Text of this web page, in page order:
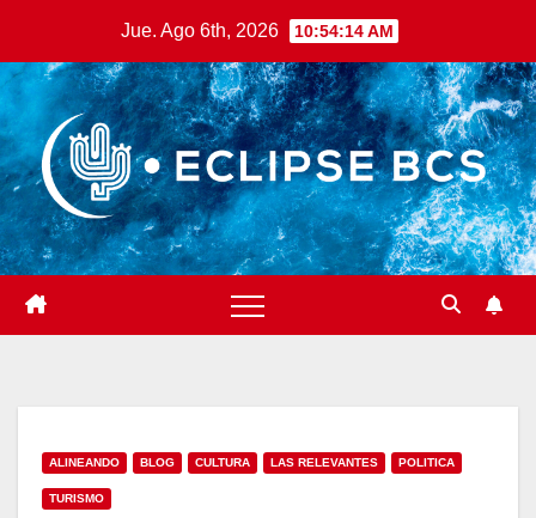
contenido
Jue. Ago 6th, 2026 10:54:15 AM
ALINEANDO BLOG CULTURA LAS RELEVANTES POLITICA
TURISMO